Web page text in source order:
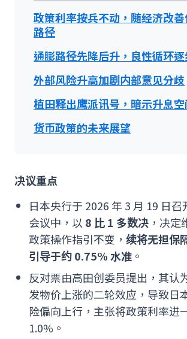
政策利率按兵不动，随经济改
路径
通膨路径先降后升，良性循环
外部风险升高加剧内部意见分歧
植田释出鹰派讯号，暗示升息
货币政策的未来展望
决议重点
日本央行于 2026 年 3 月 19 日
会议中，以 8 比 1 多数决 ，决定
政策操作指引不变， 续将无担保
引导于约 0.75% 水准 。
反对票由高田创委员提出，其认
发物价上涨的二轮效应，导致日
险偏向上行，主张将政策利率进
1.0%。